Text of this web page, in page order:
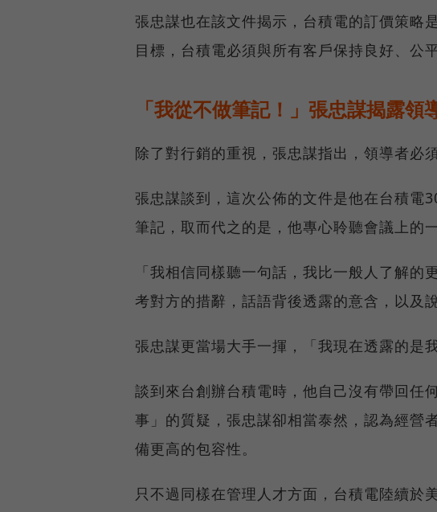
張忠謀也在該文件揭示，台積電的訂價策略
目標，台積電必須與所有客戶保持良好、公
「我從不做筆記！」張忠謀揭露領
除了對行銷的重視，張忠謀指出，領導者必
張忠謀談到，這次公佈的文件是他在台積電
筆記，取而代之的是，他專心聆聽會議上的
「我相信同樣聽一句話，我比一般人了解
考對方的措辭，話語背後透露的意含，以及
張忠謀更當場大手一揮，「我現在透露的是
談到來台創辦台積電時，他自己沒有帶回任
事」的質疑，張忠謀卻相當泰然，認為經營
備更高的包容性。
只不過同樣在管理人才方面，台積電陸續於